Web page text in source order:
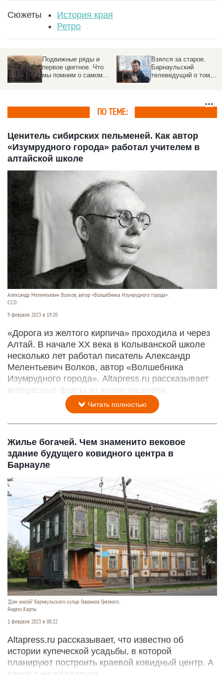
Сюжеты
История края
Ретро
Взялся за старое.
Барнаульский
телеведущий о том,
Женщины-кошки и не
кошки. Фотоподборка
altapress.ru с
ПО ТЕМЕ:
Ценитель сибирских пельменей. Как автор
«Изумрудного города» работал учителем в
алтайской школе
Александр Мелентьевич Волков, автор «Волшебника Изумрудного города».
ССО.
9 февраля 2023 в 19:20
«Дорога из желтого кирпича» проходила и через
Алтай. В начале XX века в Колыванской школе
несколько лет работал писатель Александр
Мелентьевич Волков, автор «Волшебника
Изумрудного города». Altapress.ru рассказывает
интересные факты из жизни писателя.
Читать полностью
Жилье богачей. Чем знаменито вековое
здание будущего ковидного центра в
Барнауле
"Дом жилой" барнаульского купца Гавриила Грязного.
Яндекс.Карты
1 февраля 2023 в 08:22
Altapress.ru рассказывает, что известно об
истории купеческой усадьбы, в которой
планируют построить краевой ковидный центр. А